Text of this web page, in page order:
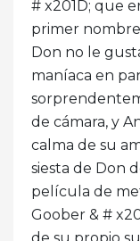
# x201D; que
primer
Don no le
maníaca en
de cámara, y
calma de su
siesta de Don
película de
Goober & #